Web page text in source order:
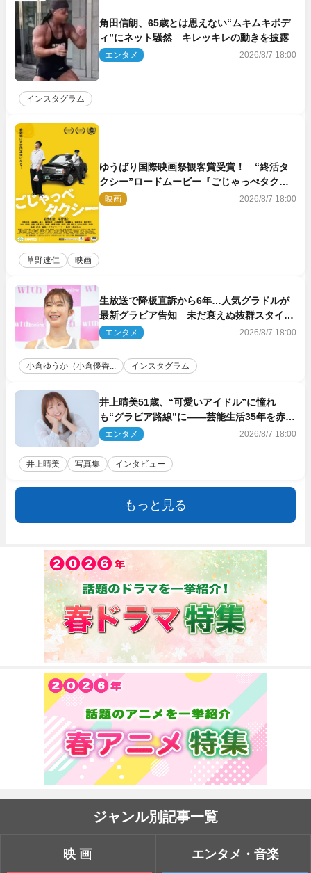
角田信朗、65歳とは思えない“ムキムキボデ
ィ”にネット騒然 キレッキレの動きを披露
エンタメ 2026/8/7 18:00
インスタグラム
ゆうばり国際映画祭観客賞受賞！ “終活タ
クシー”ロードムービー『ごじゃっぺタクシ
ー』10月公開＆予告解禁
映画 2026/8/7 18:00
草野速仁 映画
生放送で降板直訴から6年…人気グラドルが
最新グラビア告知 未だ衰えぬ抜群スタイル
に反響
エンタメ 2026/8/7 18:00
小倉ゆうか（小倉優香... インスタグラム
井上晴美51歳、“可愛いアイドル”に憧れ
も“グラビア路線”に――芸能生活35年を赤
裸々に語る 27年ぶりに写真集発売
エンタメ 2026/8/7 18:00
井上晴美 写真集 インタビュー
もっと見る
ジャンル別記事一覧
映画 エンタメ・音楽